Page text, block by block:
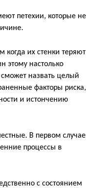
петехии, которые не
когда их стенки теряют
этому настолько
назвать целый
факторы риска,
и истончению
В первом случае
процессы в
с состоянием